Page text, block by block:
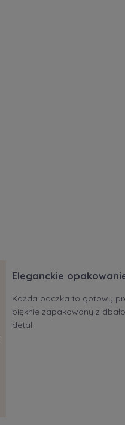
Eleganckie
Każda paczka to gotowy
pięknie zapakowany z
detal.